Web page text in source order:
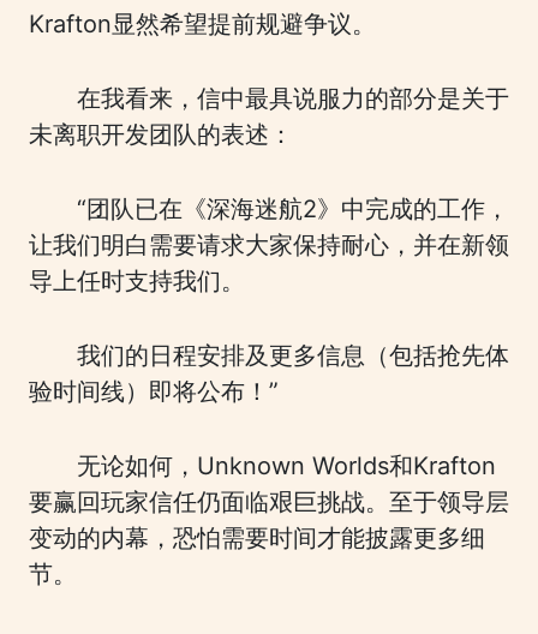
Krafton显然希望提前规避争议。
在我看来，信中最具说服力的部分是关于
未离职开发团队的表述：
“团队已在《深海迷航2》中完成的工作，
让我们明白需要请求大家保持耐心，并在新领
导上任时支持我们。
我们的日程安排及更多信息（包括抢先体
验时间线）即将公布！”
无论如何，Unknown Worlds和Krafton
要赢回玩家信任仍面临艰巨挑战。至于领导层
变动的内幕，恐怕需要时间才能披露更多细
节。